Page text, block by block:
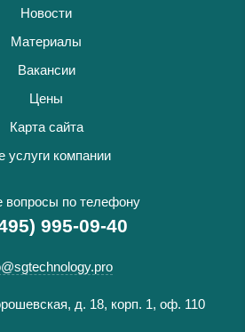
Новости
Материалы
Вакансии
Цены
Карта сайта
услуги компании
вопросы по телефону
995-09-40
д. 18, корп. 1, оф. 110